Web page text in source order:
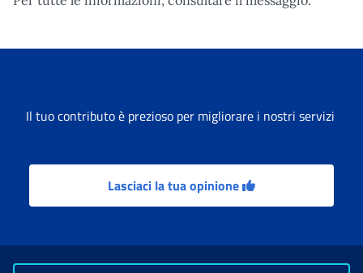
Il tuo contributo è prezioso per migliorare i nostri servizi
Lasciaci la tua opinione